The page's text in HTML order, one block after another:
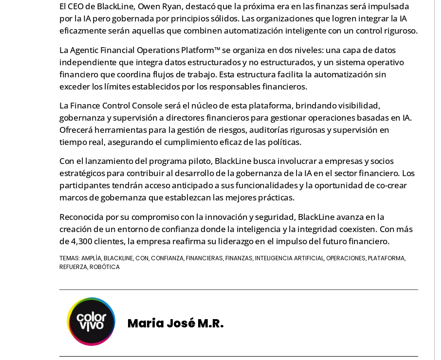
El CEO de BlackLine, Owen Ryan, destacó que la próxima era en las finanzas será impulsada
por la IA pero gobernada por principios sólidos. Las organizaciones que logren integrar la IA
eficazmente serán aquellas que combinen automatización inteligente con un control riguroso.
La Agentic Financial Operations Platform™ se organiza en dos niveles: una capa de datos
independiente que integra datos estructurados y no estructurados, y un sistema operativo
financiero que coordina flujos de trabajo. Esta estructura facilita la automatización sin
exceder los límites establecidos por los responsables financieros.
La Finance Control Console será el núcleo de esta plataforma, brindando visibilidad,
gobernanza y supervisión a directores financieros para gestionar operaciones basadas en IA.
Ofrecerá herramientas para la gestión de riesgos, auditorías rigurosas y supervisión en
tiempo real, asegurando el cumplimiento eficaz de las políticas.
Con el lanzamiento del programa piloto, BlackLine busca involucrar a empresas y socios
estratégicos para contribuir al desarrollo de la gobernanza de la IA en el sector financiero. Los
participantes tendrán acceso anticipado a sus funcionalidades y la oportunidad de co-crear
marcos de gobernanza que establezcan las mejores prácticas.
Reconocida por su compromiso con la innovación y seguridad, BlackLine avanza en la
creación de un entorno de confianza donde la inteligencia y la integridad coexisten. Con más
de 4,300 clientes, la empresa reafirma su liderazgo en el impulso del futuro financiero.
TEMAS: AMPLÍA, BLACKLINE, CON, CONFIANZA, FINANCIERAS, FINANZAS, INTELIGENCIA ARTIFICIAL, OPERACIONES, PLATAFORMA,
REFUERZA, ROBÓTICA
Maria José M.R.